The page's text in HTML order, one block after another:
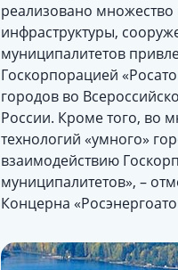
реализовано множество
инфраструктуры,
муниципалитетов
Госкорпорацией
городов во
России. Кроме того, во
технологий «умного»
взаимодействию
муниципалитетов», –
Концерна